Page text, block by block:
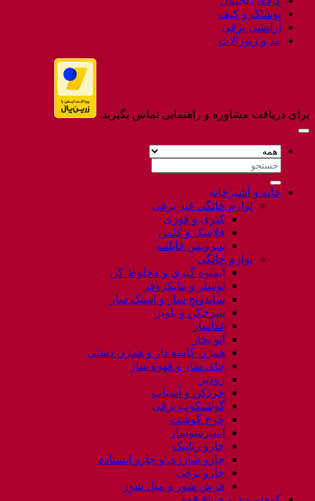
پوشاک و کیف
آرایشی برقی
مد و زیورآلات
برای دریافت مشاوره و راهنمایی تماس بگیرید.
جستجو
خانه و آشپزخانه
لوازم خانگی غیر برقی
کتری و قوری
فلاسک و کلمن
سرویس قابلمه
لوازم خانگی
آبمیوه گیری و مخلوط کن
توستر و مایکروفر
ساندویچ ساز و اسنک ساز
سرخکن و پلوپز
غذاساز
اتو بخار
همزن کاسه دار و همزن دستی
چای ساز و قهوه ساز
زودپز
خردکن و آسیاب
گوشتکوب برقی
چرخ گوشت
اسپرسوساز
جارو رباتیک
جارو شارژی و جارو ایستاده
جارو برقی
فرش شور و مبل شور